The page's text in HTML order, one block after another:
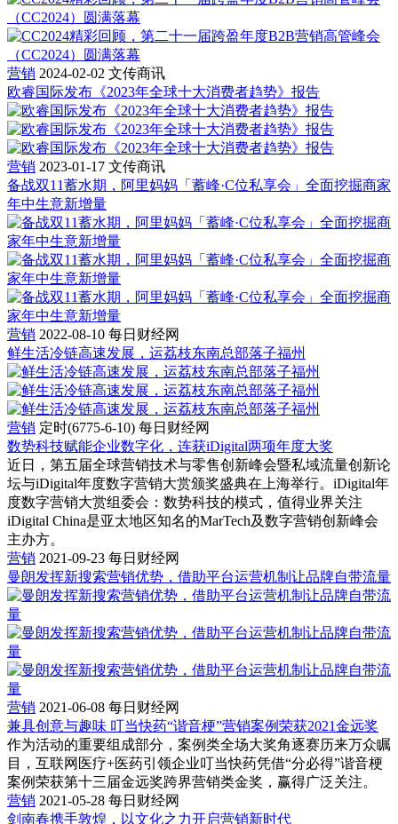
营销 2024-02-02 文传商讯
欧睿国际发布《2023年全球十大消费者趋势》报告
营销 2023-01-17 文传商讯
备战双11蓄水期，阿里妈妈「蓄峰·C位私享会」全面挖掘商家
年中生意新增量
营销 2022-08-10 每日财经网
鲜生活冷链高速发展，运荔枝东南总部落子福州
营销 定时(6775-6-10) 每日财经网
数势科技赋能企业数字化，连获iDigital两项年度大奖
近日，第五届全球营销技术与零售创新峰会暨私域流量创新论
坛与iDigital年度数字营销大赏颁奖盛典在上海举行。iDigital年
度数字营销大赏组委会：数势科技的模式，值得业界关注
iDigital China是亚太地区知名的MarTech及数字营销创新峰会
主办方。
营销 2021-09-23 每日财经网
曼朗发挥新搜索营销优势，借助平台运营机制让品牌自带流量
营销 2021-06-08 每日财经网
兼具创意与趣味 叮当快药“谐音梗”营销案例荣获2021金远奖
作为活动的重要组成部分，案例类全场大奖角逐赛历来万众瞩
目，互联网医疗+医药引领企业叮当快药凭借“分必得”谐音梗
案例荣获第十三届金远奖跨界营销类金奖，赢得广泛关注。
营销 2021-05-28 每日财经网
剑南春携手敦煌，以文化之力开启营销新时代